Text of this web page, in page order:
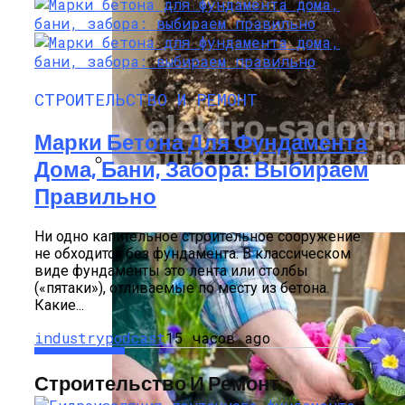
Как Прорастить Канны После Зимы –
Фото Инструкция
СТРОИТЕЛЬСТВО И РЕМОНТ
Марки Бетона Для Фундамента
Дома, Бани, Забора: Выбираем
Правильно
Ни одно капительное строительное сооружение
не обходится без фундамента. В классическом
виде фундаменты это лента или столбы
(«пятаки»), отливаемые по месту из бетона.
Какие...
industrypodcast15 часов ago
Строительство И Ремонт